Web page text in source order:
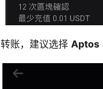
转账，建议选择 Aptos